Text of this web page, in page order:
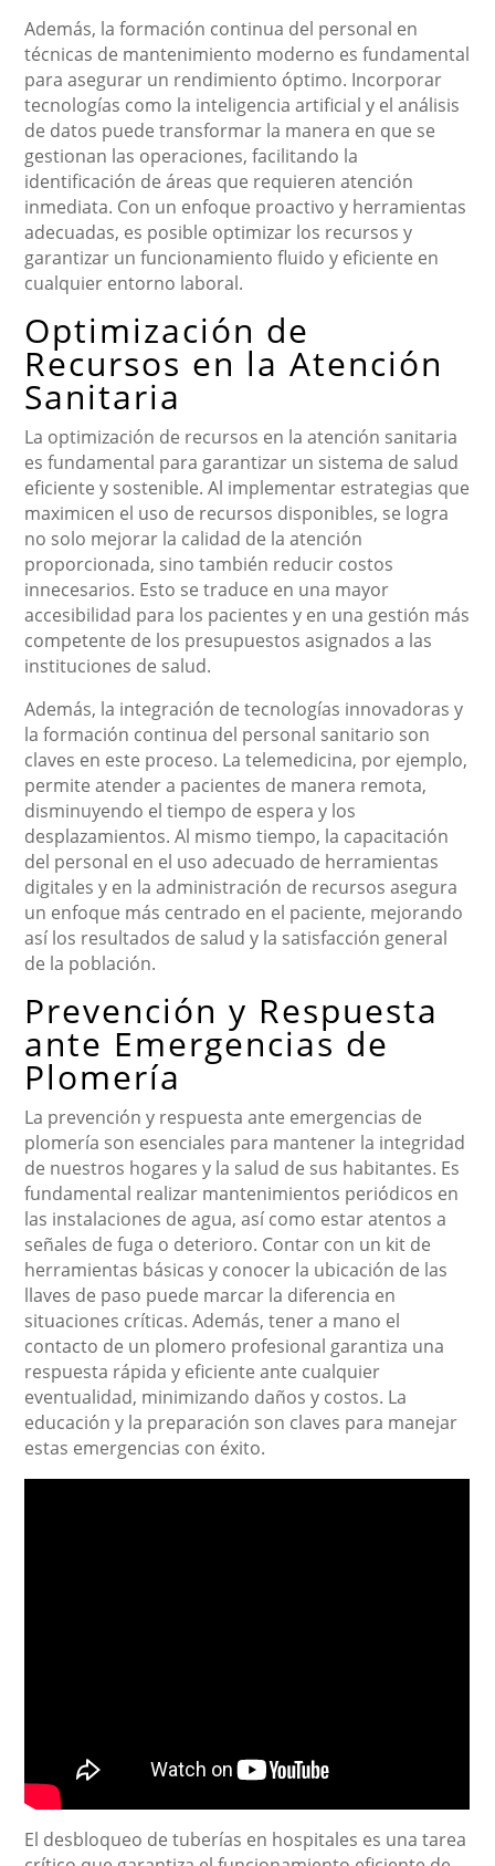
Además, la formación continua del personal en
técnicas de mantenimiento moderno es fundamental
para asegurar un rendimiento óptimo. Incorporar
tecnologías como la inteligencia artificial y el análisis
de datos puede transformar la manera en que se
gestionan las operaciones, facilitando la
identificación de áreas que requieren atención
inmediata. Con un enfoque proactivo y herramientas
adecuadas, es posible optimizar los recursos y
garantizar un funcionamiento fluido y eficiente en
cualquier entorno laboral.
Optimización de
Recursos en la Atención
Sanitaria
La optimización de recursos en la atención sanitaria
es fundamental para garantizar un sistema de salud
eficiente y sostenible. Al implementar estrategias que
maximicen el uso de recursos disponibles, se logra
no solo mejorar la calidad de la atención
proporcionada, sino también reducir costos
innecesarios. Esto se traduce en una mayor
accesibilidad para los pacientes y en una gestión más
competente de los presupuestos asignados a las
instituciones de salud.
Además, la integración de tecnologías innovadoras y
la formación continua del personal sanitario son
claves en este proceso. La telemedicina, por ejemplo,
permite atender a pacientes de manera remota,
disminuyendo el tiempo de espera y los
desplazamientos. Al mismo tiempo, la capacitación
del personal en el uso adecuado de herramientas
digitales y en la administración de recursos asegura
un enfoque más centrado en el paciente, mejorando
así los resultados de salud y la satisfacción general
de la población.
Prevención y Respuesta
ante Emergencias de
Plomería
La prevención y respuesta ante emergencias de
plomería son esenciales para mantener la integridad
de nuestros hogares y la salud de sus habitantes. Es
fundamental realizar mantenimientos periódicos en
las instalaciones de agua, así como estar atentos a
señales de fuga o deterioro. Contar con un kit de
herramientas básicas y conocer la ubicación de las
llaves de paso puede marcar la diferencia en
situaciones críticas. Además, tener a mano el
contacto de un plomero profesional garantiza una
respuesta rápida y eficiente ante cualquier
eventualidad, minimizando daños y costos. La
educación y la preparación son claves para manejar
estas emergencias con éxito.
El desbloqueo de tuberías en hospitales es una tarea